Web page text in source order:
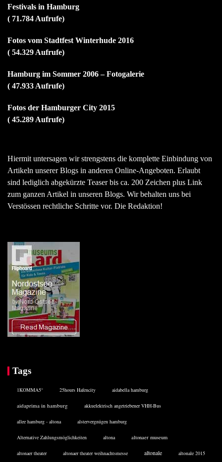
Festivals in Hamburg
( 71.784 Aufrufe)
Fotos vom Stadtfest Winterhude 2016
( 54.329 Aufrufe)
Hamburg im Sommer 2006 – Fotogalerie
( 47.933 Aufrufe)
Fotos der Hamburger City 2015
( 45.289 Aufrufe)
Hiermit untersagen wir strengstens die komplette Einbindung von
Artikeln unserer Blogs in anderen Online-Angeboten. Erlaubt
sind lediglich abgekürzte Teaser bis ca. 200 Zeichen plus Link
zum ganzen Artikel in unseren Blogs. Wir behalten uns bei
Verstössen rechtliche Schritte vor. Die Redaktion!
Tags
1KOMMA5° 25hours Hafencity aidabella hamburg
aidaprima in hamburg akkuelektrisch angetriebener VHH-Bus
allee hamburg - altona alstervergnügen hamburg
Alternative Zahlungsmöglichkeiten altona altonaer museum
altonaer theater altonaer theater weihnachtsmesse altonale altonale 2015